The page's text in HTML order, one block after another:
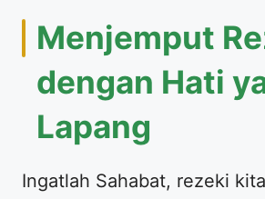
Menjemput
dengan Hati
Lapang
Ingatlah Sahabat, rezeki